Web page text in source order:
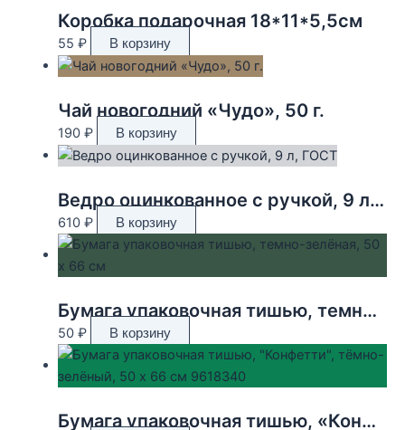
Коробка подарочная 18*11*5,5см
55 ₽ В корзину
Чай новогодний «Чудо», 50 г.
190 ₽ В корзину
Ведро оцинкованное с ручкой, 9 л, ГОСТ
610 ₽ В корзину
Бумага упаковочная тишью, темно-зелёная, 50 х 66 см
50 ₽ В корзину
Бумага упаковочная тишью, «Конфетти», тёмно-зелёный, 50 х 66 см 9618340